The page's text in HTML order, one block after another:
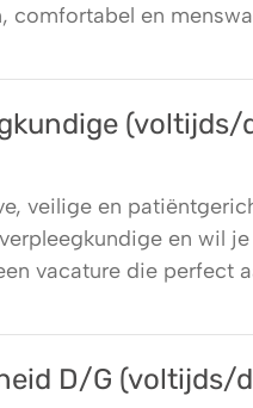
comfortabel en
(voltijds/
veilige en
en wil
vacature die perfect
D/G (voltijds/